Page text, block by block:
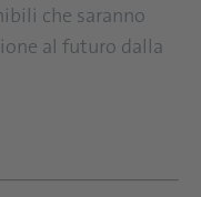
che saranno
al futuro dalla